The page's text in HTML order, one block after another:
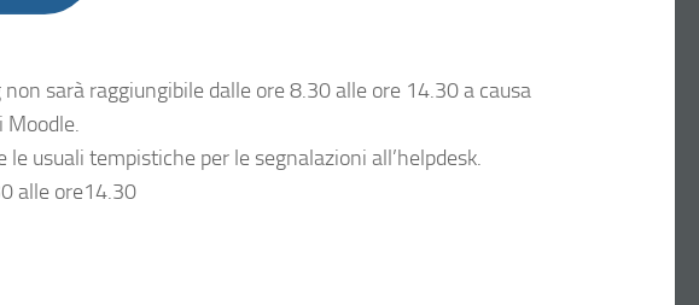
sarà raggiungibile dalle ore 8.30 alle ore 14.30 a causa
Moodle.
usuali tempistiche per le segnalazioni all’helpdesk.
alle ore14.30